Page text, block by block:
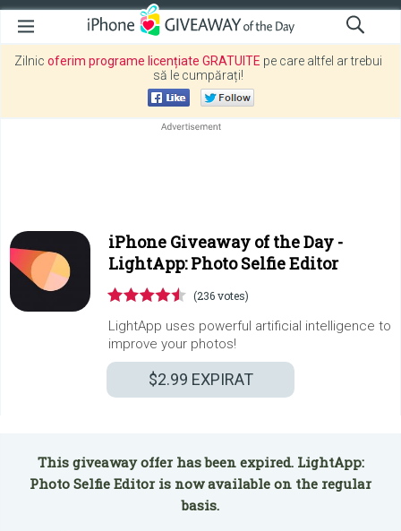
Zilnic oferim programe licențiate GRATUITE pe care altfel ar trebui
să le cumpărați!
iPhone Giveaway of the Day -
LightApp: Photo Selfie Editor
(236 votes)
LightApp uses powerful artificial intelligence to
improve your photos!
$2.99 EXPIRAT
This giveaway offer has been expired. LightApp:
Photo Selfie Editor is now available on the regular
basis.